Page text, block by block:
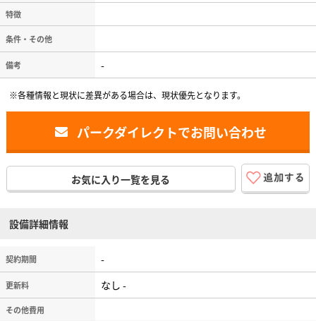
特徴
条件・その他
備考 -
※各種情報と現状に差異がある場合は、現状優先となります。
パークダイレクトでお問い合わせ
お気に入り一覧を見る
設備詳細情報
契約期間 -
更新料 なし -
その他費用